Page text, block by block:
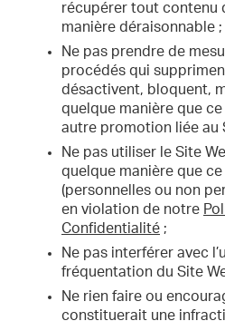
récupérer tout contenu
manière déraisonnable ;
Ne pas prendre de
procédés qui
désactivent, bloquent,
quelque manière que
autre promotion liée au
Ne pas utiliser le Site
quelque manière que
(personnelles ou non
en violation de notre
Confidentialité ;
Ne pas interférer avec
fréquentation du Site
Ne rien faire ou
constituerait une